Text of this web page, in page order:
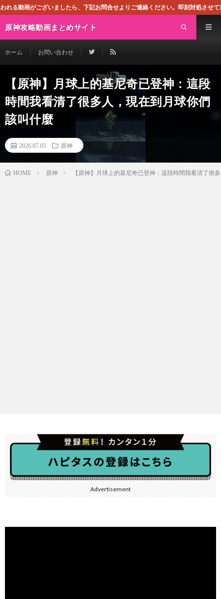
したら、下記お問合せよりご連絡ください。即刻対処させて頂きます。なお
原神攻略動画まとめサイト
ホーム お問い合わせ
【原神】月球上的基尼奇已登神：這段
時間我看清了很多人，現在到月球你們
該叫什麼
2026.07.05 原神
HOME 原神 【原神】月球上的基尼奇已登神：這段時間我看清了很
Advertisement